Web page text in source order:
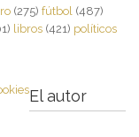
(275) fútbol (487)
libros (421) políticos
El autor